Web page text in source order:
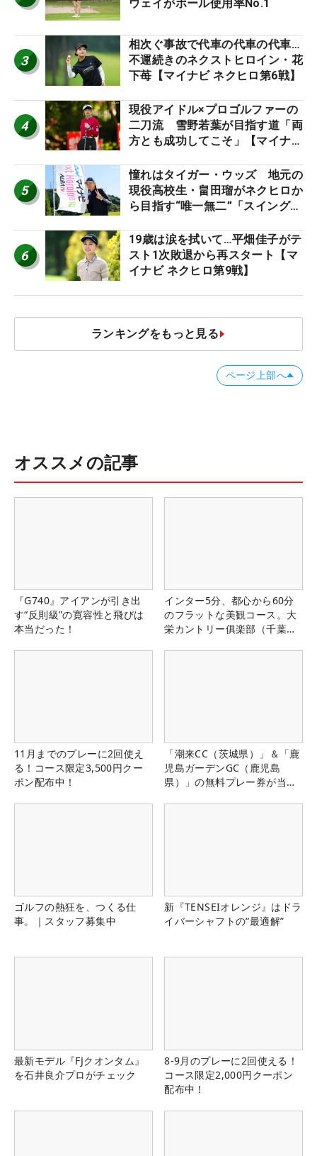
ウェイがボール使用率No.1
3
相次ぐ事故で代車の代車の代車…
不運続きのネクストヒロイン・花
下苺【マイナビ ネクヒロ第6戦】
4
現役アイドル×プロゴルファーの
二刀流 雪野若葉が目指す道「両
方とも成功してこそ」【マイナビ
5
憧れはタイガー・ウッズ 地元の
現役高校生・畠田瑠がネクヒロか
ら目指す“唯一無二”「スイングは
6
19歳は涙を拭いて…平畑佳子がテ
スト1次敗退から再スタート【マ
イナビ ネクヒロ第9戦】
ランキングをもっと見る
ページ上部へ
オススメの記事
『G740』アイアンが引き出
す“反則級”の寛容性と飛びは
本当だった！
インター5分、都心から60分
のフラットな美観コース。大
栄カントリー俱楽部（千葉
11月までのプレーに2回使え
る！コース限定3,500円クー
ポン配布中！
「潮来CC（茨城県）」＆「鹿
児島ガーデンGC（鹿児島
県）」の無料プレー券が当た
ゴルフの熱狂を、つくる仕
事。｜スタッフ募集中
新『TENSEIオレンジ』はドラ
イバーシャフトの“最適解”
最新モデル『FJクオンタム』
を石井良介プロがチェック
8-9月のプレーに2回使える！
コース限定2,000円クーポン
配布中！